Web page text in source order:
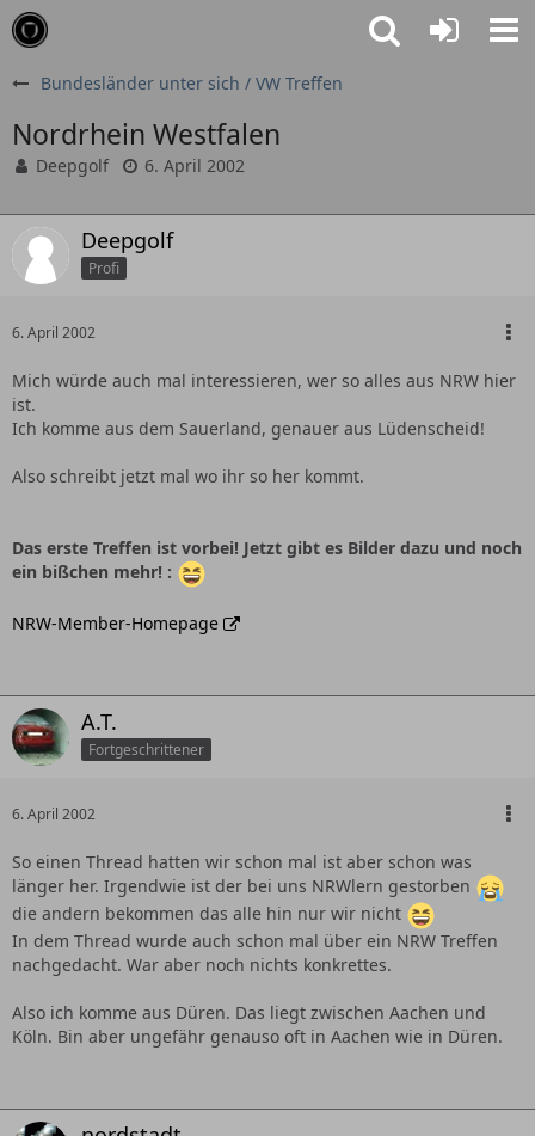
Bundesländer unter sich / VW Treffen
Nordrhein Westfalen
Deepgolf 6. April 2002
Deepgolf
Profi
6. April 2002
Mich würde auch mal interessieren, wer so alles aus NRW hier
ist.
Ich komme aus dem Sauerland, genauer aus Lüdenscheid!
Also schreibt jetzt mal wo ihr so her kommt.
Das erste Treffen ist vorbei! Jetzt gibt es Bilder dazu und noch
ein bißchen mehr! :
NRW-Member-Homepage
A.T.
Fortgeschrittener
6. April 2002
So einen Thread hatten wir schon mal ist aber schon was
länger her. Irgendwie ist der bei uns NRWlern gestorben
die andern bekommen das alle hin nur wir nicht
In dem Thread wurde auch schon mal über ein NRW Treffen
nachgedacht. War aber noch nichts konkrettes.
Also ich komme aus Düren. Das liegt zwischen Aachen und
Köln. Bin aber ungefähr genauso oft in Aachen wie in Düren.